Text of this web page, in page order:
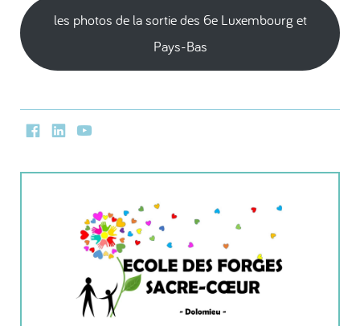
les photos de la sortie des 6e Luxembourg et
Pays-Bas
FacebookLinkedInYoutube